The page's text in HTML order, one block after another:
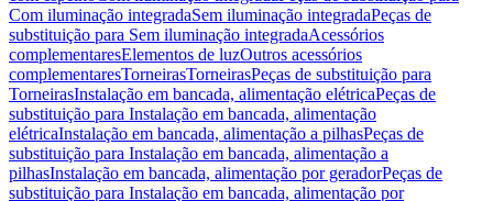
Com iluminação integradaSem iluminação integradaPeças de
substituição para Sem iluminação integradaAcessórios
complementaresElementos de luzOutros acessórios
complementaresTorneirasTorneirasPeças de substituição para
TorneirasInstalação em bancada, alimentação elétricaPeças de
substituição para Instalação em bancada, alimentação
elétricaInstalação em bancada, alimentação a pilhasPeças de
substituição para Instalação em bancada, alimentação a
pilhasInstalação em bancada, alimentação por geradorPeças de
substituição para Instalação em bancada, alimentação por